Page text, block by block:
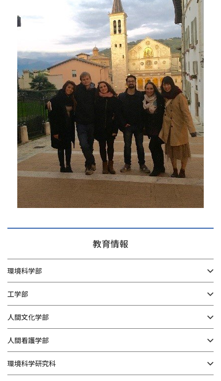
教育情報
環境科学部
工学部
人間文化学部
人間看護学部
環境科学研究科